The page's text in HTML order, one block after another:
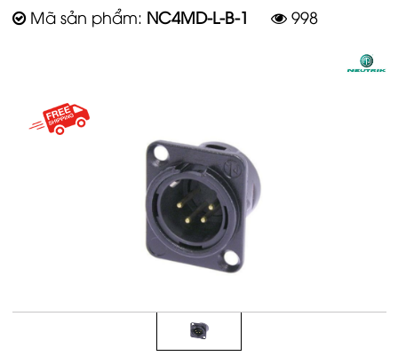
Mã sản phẩm: NC4MD-L-B-1 998